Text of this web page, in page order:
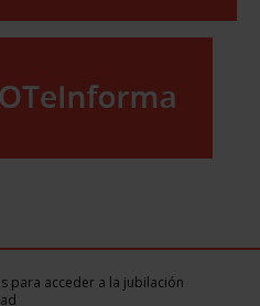
para acceder a la jubilación